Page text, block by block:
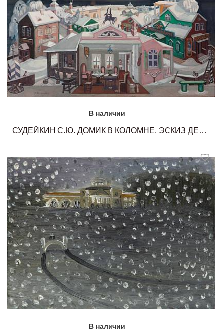
В наличии
СУДЕЙКИН С.Ю. ДОМИК В КОЛОМНЕ. ЭСКИЗ ДЕКОРАЦИЙ
В наличии